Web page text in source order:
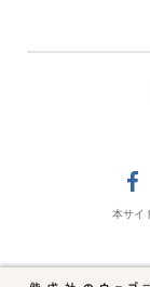
本サイ